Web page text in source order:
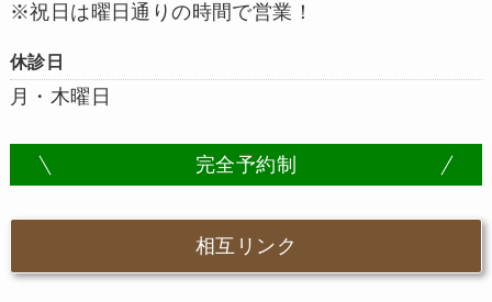
※祝日は曜日通りの時間で営業！
休診日
月・木曜日
完全予約制
相互リンク